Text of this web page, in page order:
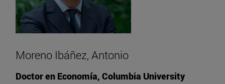
Moreno Ibáñez, Antonio
Doctor en Economía, Columbia University